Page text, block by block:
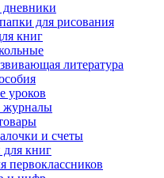
для рисования
книг
литература
уроков
и счеты
для книг
первоклассников